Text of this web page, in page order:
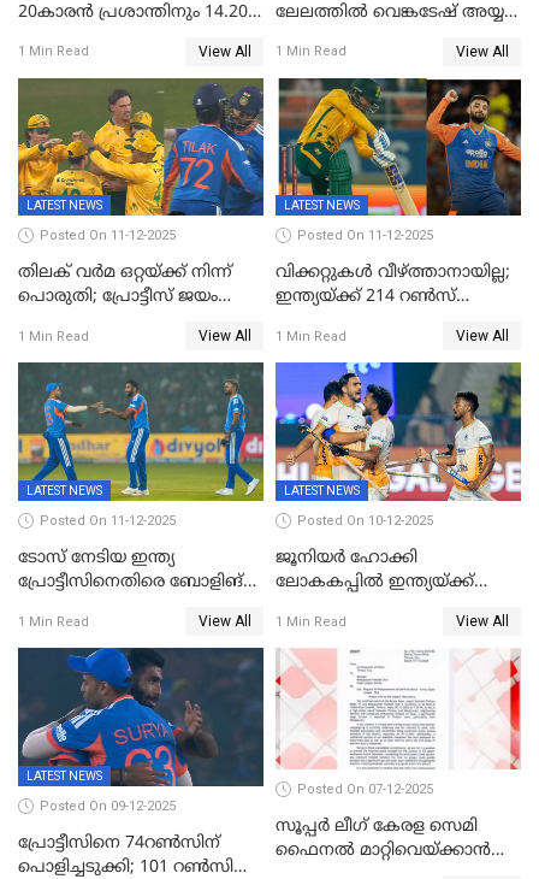
20കാരൻ പ്രശാന്തിനും 14.20
കോടിക്ക് ഡൽഹിയിൽ;
മലയാളി താരം വിഘ്നേഷ്
പുത്തുർ രാജസ്ഥാനിൽ
1 Min Read View All
ലേലത്തിൽ വെങ്കടേഷ് അയ്യര്‍
ബംഗളൂരുവില്‍; ക്വിന്റണ്‍ ഡി
കോക്ക് മുംബൈ
ഇന്ത്യന്‍സില്‍; 25കോടിക്ക്
കാമറൂൺ ഗ്രീൻ
കൊൽക്കത്തയിൽ
1 Min Read View All
LATEST NEWS
Posted On 11-12-2025
തിലക് വർമ ഒറ്റയ്ക്ക് നിന്ന്
പൊരുതി; പ്രോട്ടീസ് ജയം
1 Min Read View All
LATEST NEWS
Posted On 11-12-2025
വിക്കറ്റുകൾ വീഴ്ത്താനായില്ല;
ഇന്ത്യയ്ക്ക് 214 റൺസ്
ഡികോക്ക് കസറി
1 Min Read View All
LATEST NEWS
Posted On 11-12-2025
ടോസ് നേടിയ ഇന്ത്യ
പ്രോട്ടീസിനെതിരെ ബോളിങ്
1 Min Read View All
LATEST NEWS
Posted On 10-12-2025
ജൂനിയര്‍ ഹോക്കി
ലോകകപ്പിൽ ഇന്ത്യയ്ക്ക്
1 Min Read View All
LATEST NEWS
Posted On 09-12-2025
പ്രോട്ടീസിനെ 74റൺസിന്‌
പൊളിച്ചടുക്കി; 101 റൺസിന്റെ
Posted On 07-12-2025
സൂപ്പർ ലീഗ് കേരള സെമി
ഫൈനൽ മാറ്റിവെയ്ക്കാൻ